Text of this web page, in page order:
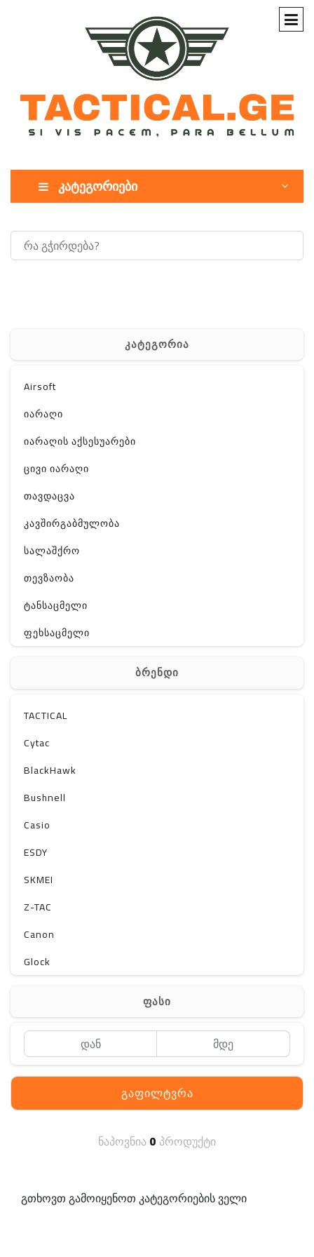
კატეგორიები
კატეგორია
Airsoft
იარაღი
იარაღის აქსესუარები
ცივი იარაღი
თავდაცვა
კავშირგაბმულობა
სალაშქრო
თევზაობა
ტანსაცმელი
ფეხსაცმელი
სხვა
Off-Road
ბრენდი
TACTICAL
Cytac
BlackHawk
Bushnell
Casio
ESDY
SKMEI
Z-TAC
Canon
Glock
Lancer Tactical
SIG SAUER
PENTAGON
ფასი
გაფილტვრა
ნაპოვნია0 პროდუქტი
გთხოვთ გამოიყენოთ კატეგორიების ველი